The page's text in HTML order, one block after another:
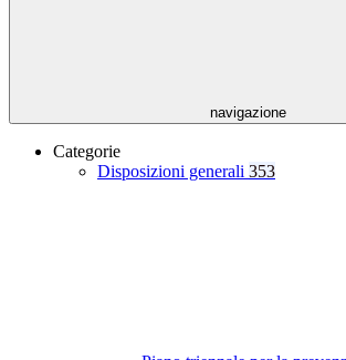
navigazione
Categorie
Disposizioni generali 353